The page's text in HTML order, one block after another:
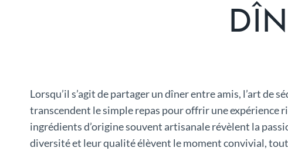
Lorsqu’il s’agit de partager un dîner entre amis, l’art de
transcendent le simple repas pour offrir une expérience
ingrédients d’origine souvent artisanale révèlent la
diversité et leur qualité élèvent le moment convivial,